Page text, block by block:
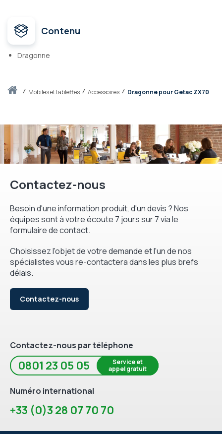
Accueilmobiles et tablettes Accessoires Dragonne pour Getac ZX70
Contenu
Dragonne
Contactez-nous
Besoin d'une information produit, d'un devis ? Nos
équipes sont à votre écoute 7 jours sur 7 via le
formulaire de contact.
Choisissez l'objet de votre demande et l'un de nos
spécialistes vous re-contactera dans les plus brefs
délais.
Contactez-nous
Contactez-nous par téléphone
0801 23 05 05
Service et
appel gratuit
Numéro international
+33 (0)3 28 07 70 70